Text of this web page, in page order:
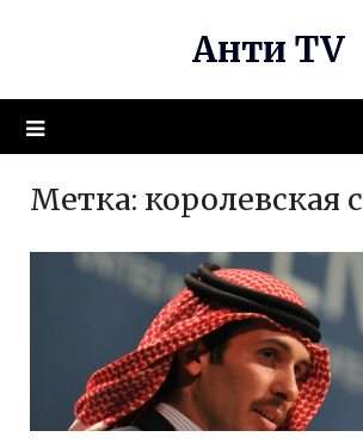
Анти TV
Метка: королевская